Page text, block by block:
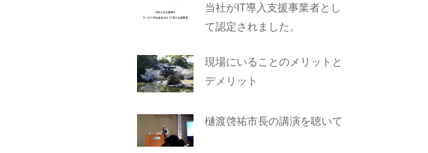
当社がIT導入支援事業者とし
て認定されました。
現場にいることのメリットと
デメリット
樋渡啓祐市長の講演を聴いて